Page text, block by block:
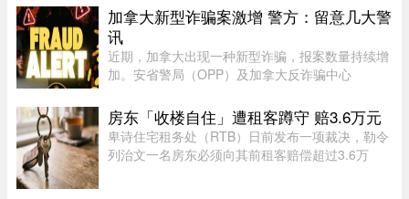
Casino Resort Spa 发表演讲，宣传华盛顿的经济
议程。他在发言中谈到 ...
加拿大新型诈骗案激增 警方：留意几大警
讯
近期，加拿大出现一种新型诈骗，报案数量持续增
加。安省警局（OPP）及加拿大反诈骗中心
府机构，已针对这类手法日益复杂的骗局发出警
告。加拿大四大电信公司——罗渣士 ...
房东「收楼自住」遭租客蹲守 赔3.6万元
卑诗住宅租务处（RTB）日前发布一项裁决，勒令
列治文一名房东必须向其前租客赔偿超过3.6万